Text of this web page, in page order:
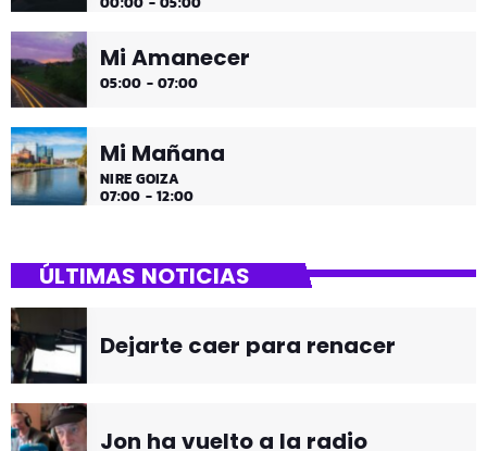
Mi Amanecer
05:00 - 07:00
Mi Mañana
NIRE GOIZA
07:00 - 12:00
ÚLTIMAS NOTICIAS
Dejarte caer para renacer
Jon ha vuelto a la radio